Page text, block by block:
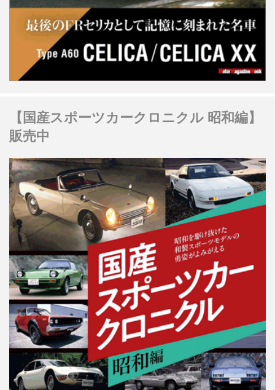
【国産スポーツカークロニクル 昭和編】
販売中